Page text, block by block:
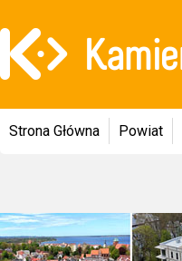
Strona Główna Powiat